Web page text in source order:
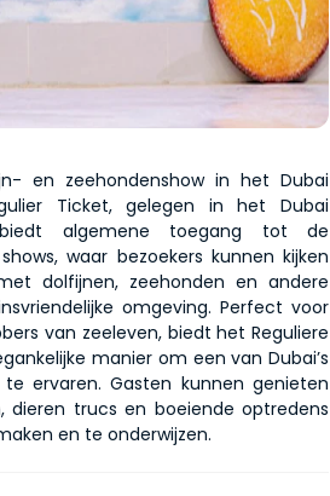
en zeehondenshow in het Dubai
Ticket, gelegen in het Dubai
algemene toegang tot de
waar bezoekers kunnen kijken
dolfijnen, zeehonden en andere
omgeving. Perfect voor
van zeeleven, biedt het Reguliere
manier om een van Dubai’s
ervaren. Gasten kunnen genieten
dieren trucs en boeiende optredens
en te onderwijzen.